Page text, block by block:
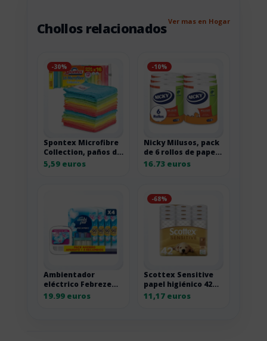
Chollos relacionadosVer mas en Hogar
-30%
Spontex Microfibre
Collection, paños de
microfibra de
limpieza por 11,18
5,59 euros
-10%
Nicky Milusos, pack
de 6 rollos de papel
de cocina de 2 capas
16.73 euros
Ambientador
eléctrico Febreze
3Volution con
19.99 euros
-68%
Scottex Sensitive
papel higiénico 42
rollos, 3 capas por
22,33 euros
11,17 euros